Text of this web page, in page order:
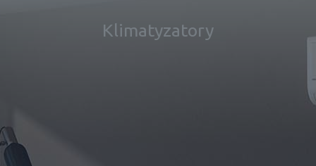
Klimatyzatory